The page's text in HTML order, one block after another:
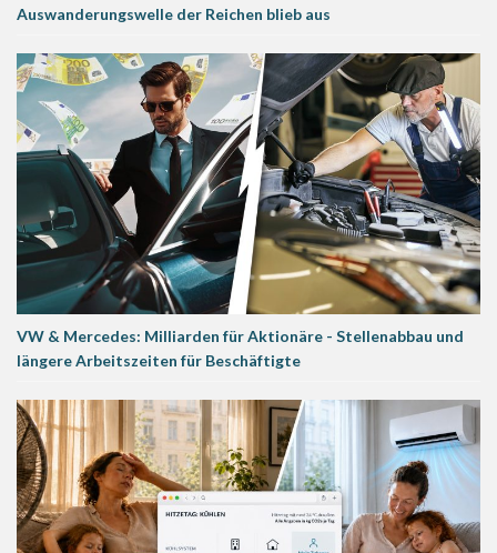
Auswanderungswelle der Reichen blieb aus
VW & Mercedes: Milliarden für Aktionäre - Stellenabbau und
längere Arbeitszeiten für Beschäftigte